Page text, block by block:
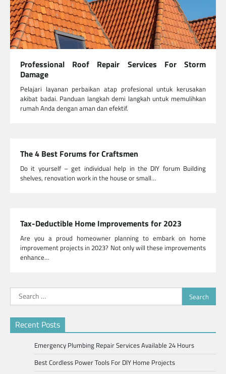
Professional Roof Repair Services For Storm
Damage
Pelajari layanan perbaikan atap profesional untuk kerusakan
akibat badai. Panduan langkah demi langkah untuk memulihkan
rumah Anda dengan aman dan efektif.
The 4 Best Forums for Craftsmen
Do it yourself – get individual help in the DIY forum Building
shelves, renovation work in the house or small…
Tax-Deductible Home Improvements for 2023
Are you a proud homeowner planning to embark on home
improvement projects in 2023? Not only will these improvements
enhance…
Search
for:
Recent Posts
Emergency Plumbing Repair Services Available 24 Hours
Best Cordless Power Tools For DIY Home Projects